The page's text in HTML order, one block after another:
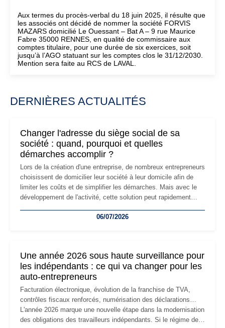
Aux termes du procès-verbal du 18 juin 2025, il résulte que
les associés ont décidé de nommer la société FORVIS
MAZARS domicilié Le Ouessant – Bat A – 9 rue Maurice
Fabre 35000 RENNES, en qualité de commissaire aux
comptes titulaire, pour une durée de six exercices, soit
jusqu’à l’AGO statuant sur les comptes clos le 31/12/2030.
Mention sera faite au RCS de LAVAL.
DERNIÈRES ACTUALITÉS
Changer l'adresse du siège social de sa
société : quand, pourquoi et quelles
démarches accomplir ?
Lors de la création d'une entreprise, de nombreux entrepreneurs
choisissent de domicilier leur société à leur domicile afin de
limiter les coûts et de simplifier les démarches. Mais avec le
développement de l'activité, cette solution peut rapidement
professionnels, recrutement, image de marque… Le
06/07/2026
Une année 2026 sous haute surveillance pour
les indépendants : ce qui va changer pour les
auto-entrepreneurs
Facturation électronique, évolution de la franchise de TVA,
contrôles fiscaux renforcés, numérisation des déclarations…
L'année 2026 marque une nouvelle étape dans la modernisation
des obligations des travailleurs indépendants. Si le régime de